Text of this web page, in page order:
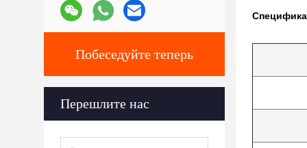
Побеседуйте теперь
Перешлите нас